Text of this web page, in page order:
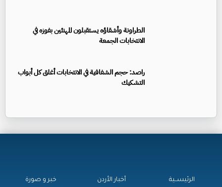
الطراونة وأشقاؤه يستقبلون المهنئين بفوزه في
الانتخابات الجمعة
راصد: حجم الشفافية في الانتخابات أغلق كل أبواب
التشكيك
الرئيســية
أخبار الأردن
خبر و صورة